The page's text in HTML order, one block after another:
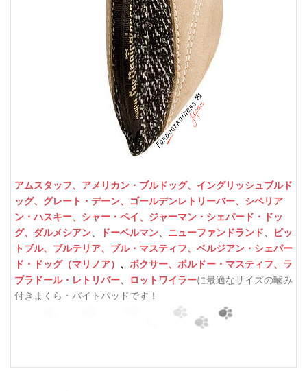
アムスタッフ、 アメリカン・ブルドッグ、 イングリッシュブルド
ッグ、 グレート・デーン、 ゴールデンレトリーバー、 シベリア
ン・ハスキー、 シャー・ペイ、 ジャーマン・シェパード・ドッ
グ、 ダルメシアン、 ドーベルマン、 ニューファンドランド、
ピッ
トブル、 ブルテリア、 ブル・マスティフ、 ベルジアン・シェパー
ド・ドッグ（マリノア） 、 ボクサー、 ボルドー・マスティフ、 ラ
ブラドール・レトリバー、 ロットワイラーに最適なサイズの噛み
付きまくら・バイトパッドです！